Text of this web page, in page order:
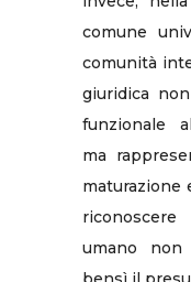
comune
comunità
giuridica
funzionale
ma
maturazione
umano non